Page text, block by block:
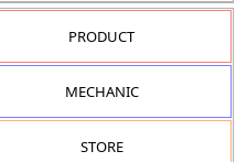
PRODUCT
MECHANIC
STORE